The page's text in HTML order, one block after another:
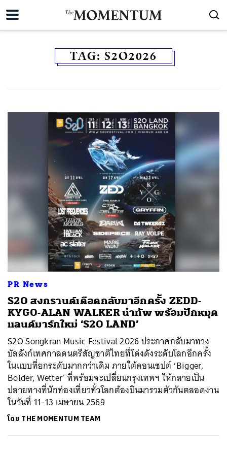
TAG: S2O2026
PR News
S2O สงกรานต์เดือดกลับมาอีกครั้ง ZEDD-
KYGO-ALAN WALKER นำทัพ พร้อมปักหมุด
แลนด์มาร์กใหม่ ‘S2O LAND’
S2O Songkran Music Festival 2026 ประกาศกลับมาทวง
บัลลังก์เทศกาลดนตรีสัญชาติไทยที่โด่งดังระดับโลกอีกครั้ง
ในแบบที่ยกระดับมากกว่าเดิม ภายใต้คอนเซปต์ ‘Bigger,
Bolder, Wetter’ ที่พร้อมจะเปลี่ยนกรุงเทพฯ ให้กลายเป็น
ปลายทางที่นักท่องเที่ยวทั่วโลกต้องบินมารวมตัวกันตลอดงาน
ในวันที่ 11-13 เมษายน 2569
โดย THE MOMENTUM TEAM